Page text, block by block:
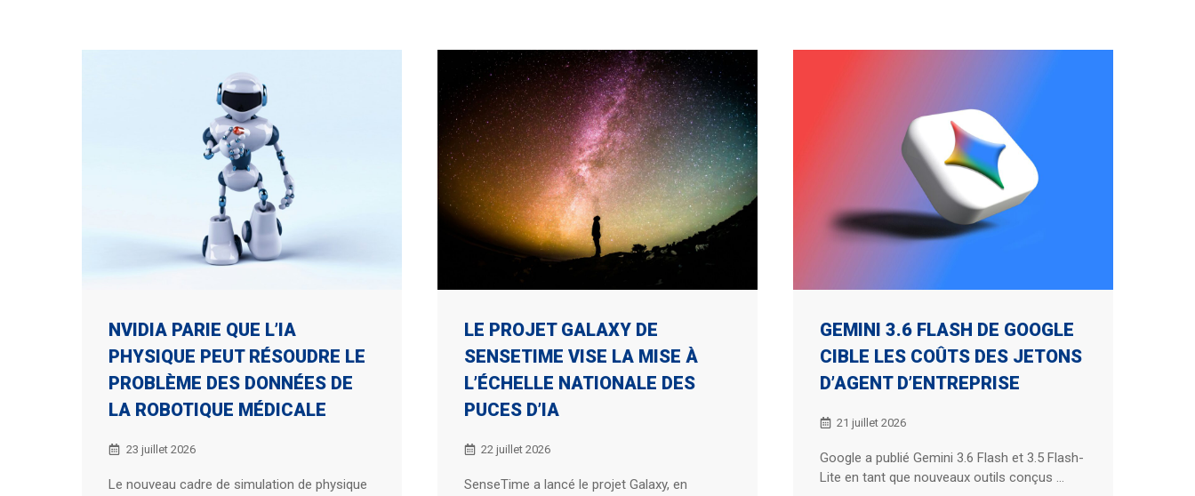
NVIDIA PARIE QUE L’IA
PHYSIQUE PEUT RÉSOUDRE LE
PROBLÈME DES DONNÉES DE
LA ROBOTIQUE MÉDICALE
23 juillet 2026
Le nouveau cadre de simulation de physique
LE PROJET GALAXY DE
SENSETIME VISE LA MISE À
L’ÉCHELLE NATIONALE DES
PUCES D’IA
22 juillet 2026
SenseTime a lancé le projet Galaxy, en
GEMINI 3.6 FLASH DE GOOGLE
CIBLE LES COÛTS DES JETONS
D’AGENT D’ENTREPRISE
21 juillet 2026
Google a publié Gemini 3.6 Flash et 3.5 Flash-
Lite en tant que nouveaux outils conçus ...